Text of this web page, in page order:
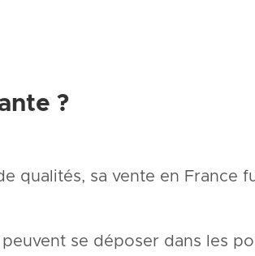
?
qualités, sa vente en France
peuvent se déposer dans les